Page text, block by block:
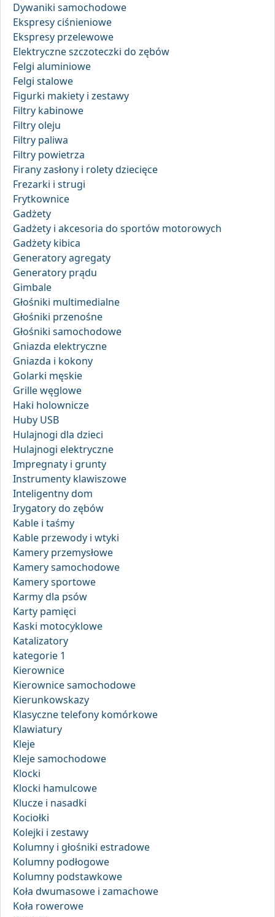
Dywaniki samochodowe
Ekspresy ciśnieniowe
Ekspresy przelewowe
Elektryczne szczoteczki do zębów
Felgi aluminiowe
Felgi stalowe
Figurki makiety i zestawy
Filtry kabinowe
Filtry oleju
Filtry paliwa
Filtry powietrza
Firany zasłony i rolety dziecięce
Frezarki i strugi
Frytkownice
Gadżety
Gadżety i akcesoria do sportów motorowych
Gadżety kibica
Generatory agregaty
Generatory prądu
Gimbale
Głośniki multimedialne
Głośniki przenośne
Głośniki samochodowe
Gniazda elektryczne
Gniazda i kokony
Golarki męskie
Grille węglowe
Haki holownicze
Huby USB
Hulajnogi dla dzieci
Hulajnogi elektryczne
Impregnaty i grunty
Instrumenty klawiszowe
Inteligentny dom
Irygatory do zębów
Kable i taśmy
Kable przewody i wtyki
Kamery przemysłowe
Kamery samochodowe
Kamery sportowe
Karmy dla psów
Karty pamięci
Kaski motocyklowe
Katalizatory
kategorie 1
Kierownice
Kierownice samochodowe
Kierunkowskazy
Klasyczne telefony komórkowe
Klawiatury
Kleje
Kleje samochodowe
Klocki
Klocki hamulcowe
Klucze i nasadki
Kociołki
Kolejki i zestawy
Kolumny i głośniki estradowe
Kolumny podłogowe
Kolumny podstawkowe
Koła dwumasowe i zamachowe
Koła rowerowe